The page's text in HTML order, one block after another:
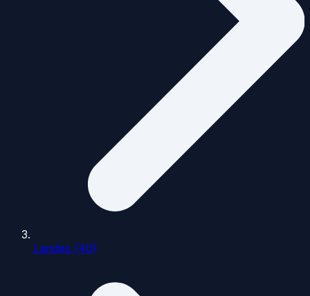
Landes (40)